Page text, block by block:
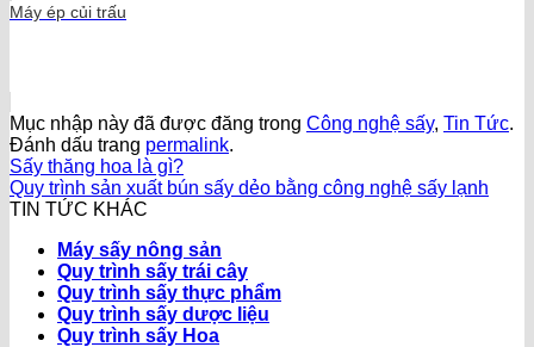
Máy ép củi trấu
Mục nhập này đã được đăng trong Công nghệ sấy, Tin Tức.
Đánh dấu trang permalink.
Sấy thăng hoa là gì?
Quy trình sản xuất bún sấy dẻo bằng công nghệ sấy lạnh
TIN TỨC KHÁC
Máy sấy nông sản
Quy trình sấy trái cây
Quy trình sấy thực phẩm
Quy trình sấy dược liệu
Quy trình sấy Hoa